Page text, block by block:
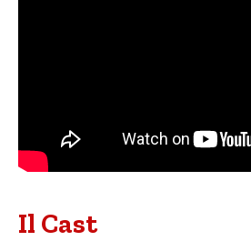
Il Cast